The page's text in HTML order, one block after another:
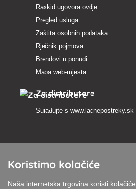
Raskid ugovora ovdje
Pregled usluga
Zaštita osobnih podataka
Rječnik pojmova
Brendovi u ponudi
Mapa web-mjesta
Za distributere
Surađujte s www.lacnepostreky.sk
Uvijek ćemo vas profesionalno
Koristimo kolačiće
Naša internetska trgovina koristi